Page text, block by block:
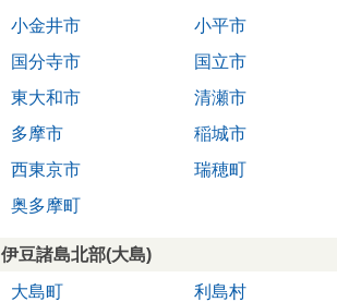
小金井市
小平市
国分寺市
国立市
東大和市
清瀬市
多摩市
稲城市
西東京市
瑞穂町
奥多摩町
伊豆諸島北部(大島)
大島町
利島村